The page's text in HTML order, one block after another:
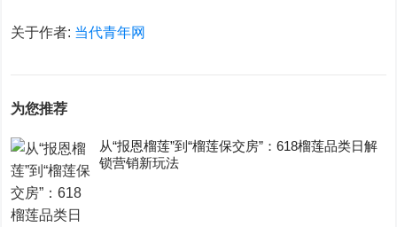
关于作者: 当代青年网
为您推荐
从“报恩榴莲”到“榴莲保交房”：618榴莲品类日解
锁营销新玩法